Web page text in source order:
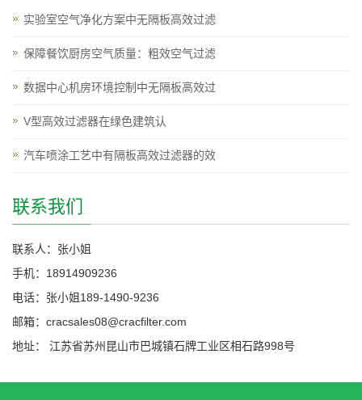
实验室空气净化方案中无隔板高效过滤
保障餐饮厨房空气质量：粗效空气过滤
数据中心机房环境控制中无隔板高效过
V型高效过滤器在绿色建筑认
汽车喷涂工艺中有隔板高效过滤器的效
联系我们
联系人：张小姐
手机：18914909236
电话：张小姐189-1490-9236
邮箱：cracsales08@cracfilter.com
地址： 江苏省苏州昆山市巴城镇石牌工业区相石路998号